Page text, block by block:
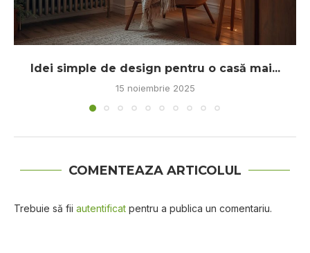
Idei simple de design pentru o casă mai...
15 noiembrie 2025
COMENTEAZA ARTICOLUL
Trebuie să fii autentificat pentru a publica un comentariu.